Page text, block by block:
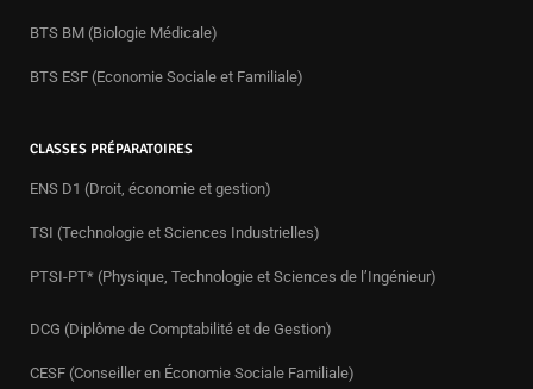
BTS BM (Biologie Médicale)
BTS ESF (Economie Sociale et Familiale)
CLASSES PRÉPARATOIRES
ENS D1 (Droit, économie et gestion)
TSI (Technologie et Sciences Industrielles)
PTSI-PT* (Physique, Technologie et Sciences de l’Ingénieur)
DCG (Diplôme de Comptabilité et de Gestion)
CESF (Conseiller en Économie Sociale Familiale)